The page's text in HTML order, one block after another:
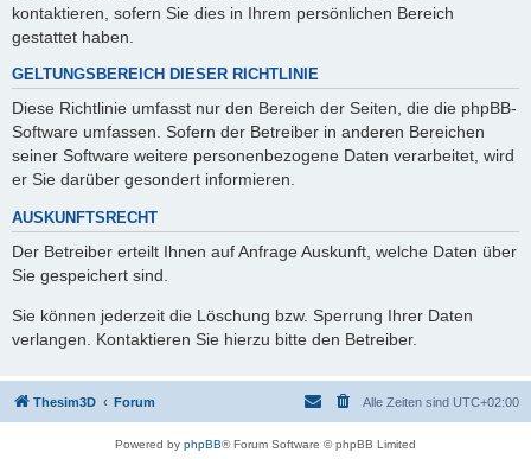
kontaktieren, sofern Sie dies in Ihrem persönlichen Bereich
gestattet haben.
GELTUNGSBEREICH DIESER RICHTLINIE
Diese Richtlinie umfasst nur den Bereich der Seiten, die die phpBB-
Software umfassen. Sofern der Betreiber in anderen Bereichen
seiner Software weitere personenbezogene Daten verarbeitet, wird
er Sie darüber gesondert informieren.
AUSKUNFTSRECHT
Der Betreiber erteilt Ihnen auf Anfrage Auskunft, welche Daten über
Sie gespeichert sind.
Sie können jederzeit die Löschung bzw. Sperrung Ihrer Daten
verlangen. Kontaktieren Sie hierzu bitte den Betreiber.
Thesim3D Forum Alle Zeiten sind UTC+02:00
Powered by phpBB® Forum Software © phpBB Limited